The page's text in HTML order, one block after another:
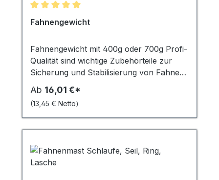
Durchschnittliche Bewertung von 5 von 5 Sternen
Fahnengewicht
Fahnengewicht mit 400g oder 700g Profi-
Qualität sind wichtige Zubehörteile zur
Sicherung und Stabilisierung von Fahnen
und Bannern. Sie fungieren als
Kletterstoppgewicht, das heisst, sie
verhindern, dass die Fahne oder das
Banner sich um den Fahnenmast wickelt.
In stürmischen Windverhältnissen spielen
sie eine entscheidende Rolle, indem sie das
Flattern der Fahne minimieren und
verhindern, dass diese zerrissen wird oder
Ab 16,01 €*
(13,45 € Netto)